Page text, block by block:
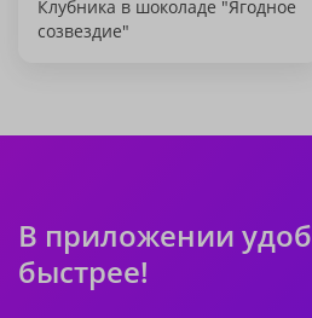
Клубника в шоколаде "Ягодное
созвездие"
В приложении
быстрее!